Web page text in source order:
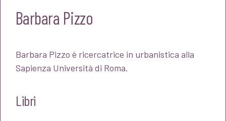
Barbara Pizzo
Barbara Pizzo è ricercatrice in urbanistica alla
Sapienza Università di Roma.
Libri